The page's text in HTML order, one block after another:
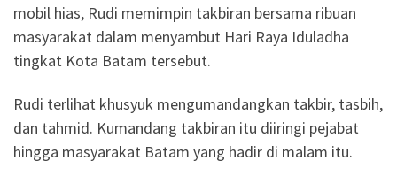
mobil hias, Rudi memimpin takbiran bersama ribuan
masyarakat dalam menyambut Hari Raya Iduladha
tingkat Kota Batam tersebut.
Rudi terlihat khusyuk mengumandangkan takbir, tasbih,
dan tahmid. Kumandang takbiran itu diiringi pejabat
hingga masyarakat Batam yang hadir di malam itu.